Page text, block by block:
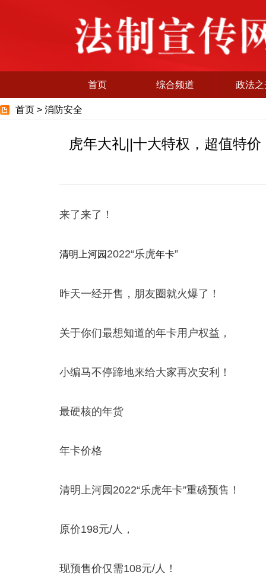
首页 综合频道 政法之
首页 > 消防安全
虎年大礼||十大特权，超值特
来了来了！
清明上河园 2022“乐虎年卡”
昨天一经开售，朋友圈就火爆了！
关于你们最想知道的年卡用户权益，
小编马不停蹄地来给大家再次安利！
最硬核的年货
年卡价格
清明上河园2022“乐虎年卡”重磅预售！
原价198元/人，
现预售价仅需108元/人！